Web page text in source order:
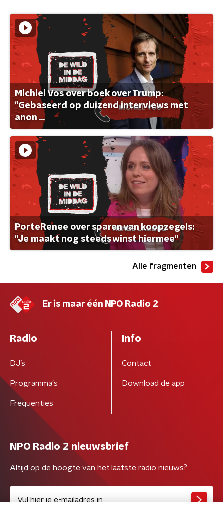
Michiel Vos over boek over Trump:
"Gebaseerd op duizend interviews met
anon ...
PorteRenee over sparen van koopzegels:
"Je maakt nog steeds winst hiermee"
Alle fragmenten
Er is maar één NPO Radio 2
Radio
DJ’s
Programma's
Frequenties
Info
Contact
Download de app
NPO Radio 2 nieuwsbrief
Altijd op de hoogte van het laatste radio nieuws?